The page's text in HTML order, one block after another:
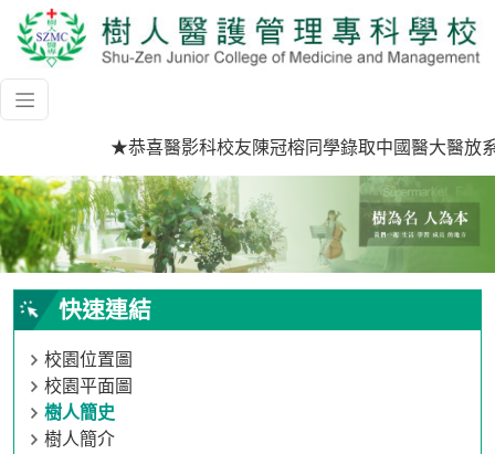
★恭喜醫影科校友陳冠榕同學錄取中國醫大醫放系研
快速連結
校園位置圖
校園平面圖
樹人簡史
樹人簡介